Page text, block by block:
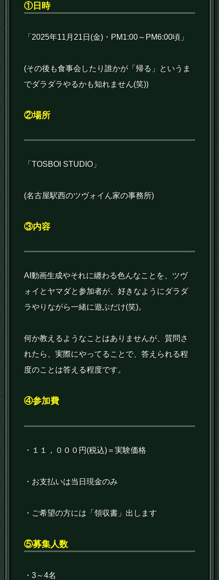
①日時
「2025年11月21日(金)・PM1:00～PM6:00頃」
(その後も食事会したり誰かが「帰る」というま
でダラダラやるかも知れません(笑))
②場所
「TOSBOI STUDIO」
(名古屋駅西のツヴォイん家の事務所)
③内容
AI動画生成やそれに纏わる色んなことを、ツヴ
ォイとヤマダと参加者が、好きなようにダラダ
ラやりながら一緒に遊ぶだけ(笑)。
何か教えるようなことはありませんが、質問さ
れたら、実際にやってることで、答えられる程
度のことは答える程度です。
④参加費
・１１，０００円(税込)＝実験価格
・お支払いは当日現金のみ
・ご希望の方には「領収書」出します
⑤募集人数
・3～4名